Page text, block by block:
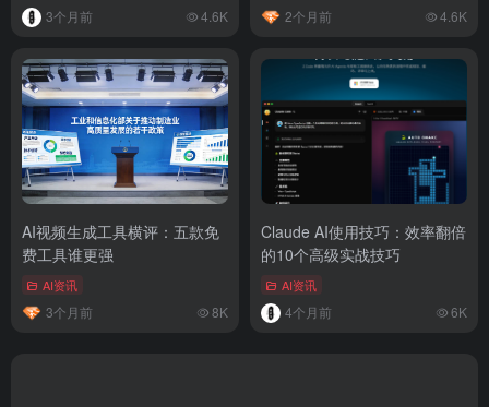
3个月前 4.6K 2个月前 4.6K
AI视频生成工具横评：五款免
费工具谁更强
AI资讯
3个月前 8K
Claude AI使用技巧：效率翻倍
的10个高级实战技巧
AI资讯
4个月前 6K